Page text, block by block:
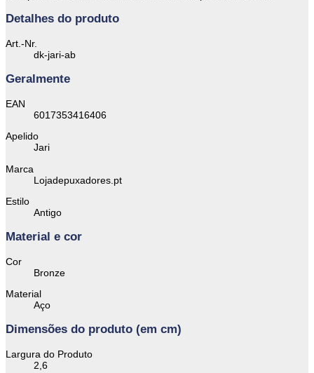
Detalhes do produto
Art.-Nr.
dk-jari-ab
Geralmente
EAN
6017353416406
Apelido
Jari
Marca
Lojadepuxadores.pt
Estilo
Antigo
Material e cor
Cor
Bronze
Material
Aço
Dimensões do produto (em cm)
Largura do Produto
2,6